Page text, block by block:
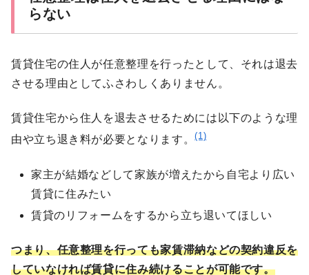
らない
賃貸住宅の住人が任意整理を行ったとして、それは退去
させる理由としてふさわしくありません。
賃貸住宅から住人を退去させるためには以下のような理
由や立ち退き料が必要となります。(1)
家主が結婚などして家族が増えたから自宅より広い
賃貸に住みたい
賃貸のリフォームをするから立ち退いてほしい
つまり、任意整理を行っても家賃滞納などの契約違反を
していなければ賃貸に住み続けることが可能です。